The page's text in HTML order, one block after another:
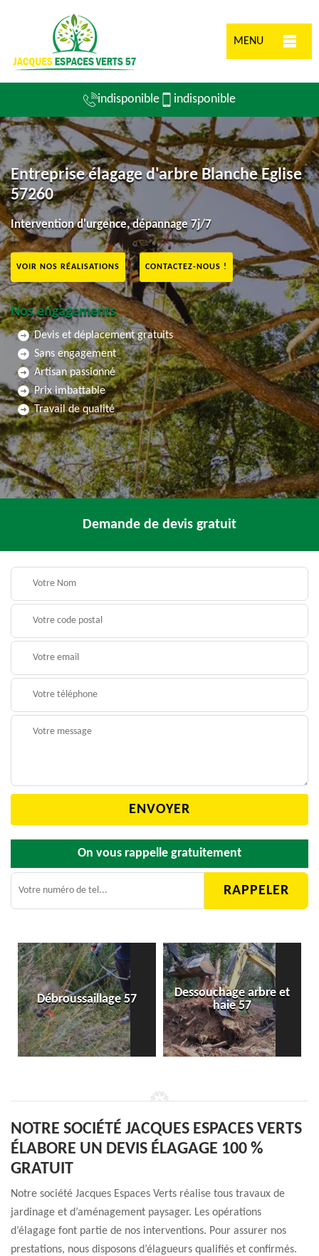
MENU
indisponible indisponible
Entreprise élagage d'arbre Blanche Eglise
57260
Intervention d'urgence, dépannage 7j/7
VOIR NOS RÉALISATIONS CONTACTEZ-NOUS !
Nos engagements
Devis et déplacement gratuits
Sans engagement
Artisan passionné
Prix imbattable
Travail de qualité
Demande de devis gratuit
On vous rappelle gratuitement
Débroussaillage 57
Dessouchage arbre et
haie 57
NOTRE SOCIÉTÉ JACQUES ESPACES VERTS
ÉLABORE UN DEVIS ÉLAGAGE 100 %
GRATUIT
Notre société Jacques Espaces Verts réalise tous travaux de
jardinage et d’aménagement paysager. Les opérations
d’élagage font partie de nos interventions. Pour assurer nos
prestations, nous disposons d’élagueurs qualifiés et confirmés.